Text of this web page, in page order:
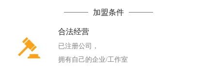
加盟条件
合法经营
已注册公司，
拥有自己的企业/工作室